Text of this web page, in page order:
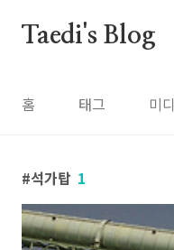
Taedi's Blog
홈 태그 미
석가탑 1